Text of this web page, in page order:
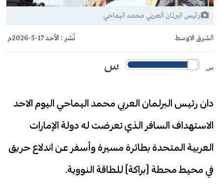
رئيس البرلمان العربي محمد اليماحي
الشرق الاوسط نُشر : الأحد 17-5-2026م
س س
دان رئيس البرلمان العربي محمد اليماحي اليوم الاحد
الاستهداف السافر الذي تعرضت له دولة الإمارات
العربية المتحدة بطائرة مسيرة وأسفر عن اندلاع حريق
في محيط محطة (براكة) للطاقة النووية.